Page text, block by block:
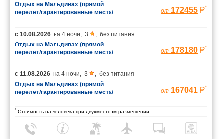
Отдых на Мальдивах (прямой
перелёт/гарантированные места/
от 172455 *
с 10.08.2026 на 4 ночи 3
без питания
Отдых на Мальдивах (прямой
перелёт/гарантированные места/
от 178180 *
с 11.08.2026 на 4 ночи 3
без питания
Отдых на Мальдивах (прямой
перелёт/гарантированные места/
от 167041 *
* Стоимость на человека при двухместном размещении